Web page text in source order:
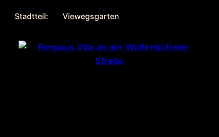
Stadtteil: Viewegsgarten